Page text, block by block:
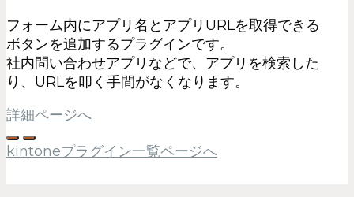
フォーム内にアプリ名とアプリURLを取得できる
ボタンを追加するプラグインです。
社内問い合わせアプリなどで、アプリを検索した
り、URLを叩く手間がなくなります。
詳細ページへ
kintoneプラグイン一覧ページへ